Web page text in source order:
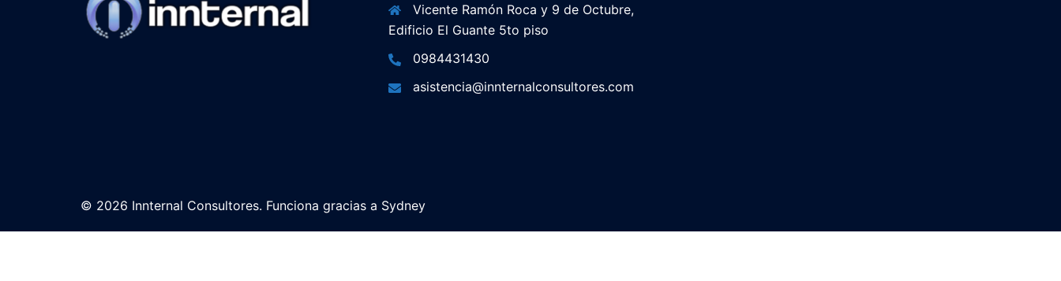
Vicente Ramón Roca y 9 de Octubre,
Edificio El Guante 5to piso
0984431430
asistencia@innternalconsultores.com
© 2026 Innternal Consultores. Funciona gracias a Sydney